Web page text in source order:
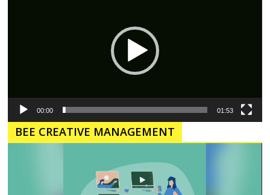
00:00 01:53
BEE CREATIVE MANAGEMENT